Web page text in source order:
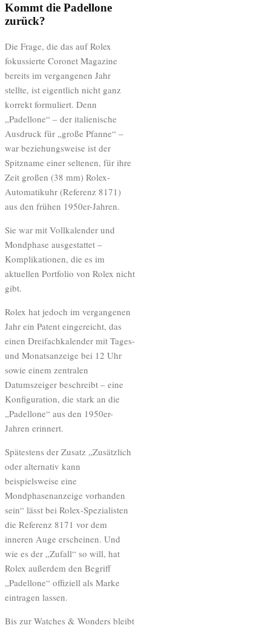
Kommt die Padellone
zurück?
Die Frage, die das auf Rolex
fokussierte Coronet Magazine
bereits im vergangenen Jahr
stellte, ist eigentlich nicht ganz
korrekt formuliert. Denn
„Padellone“ – der italienische
Ausdruck für „große Pfanne“ –
war beziehungsweise ist der
Spitzname einer seltenen, für ihre
Zeit großen (38 mm) Rolex-
Automatikuhr (Referenz 8171)
aus den frühen 1950er-Jahren.
Sie war mit Vollkalender und
Mondphase ausgestattet –
Komplikationen, die es im
aktuellen Portfolio von Rolex nicht
gibt.
Rolex hat jedoch im vergangenen
Jahr ein Patent eingereicht, das
einen Dreifachkalender mit Tages-
und Monatsanzeige bei 12 Uhr
sowie einem zentralen
Datumszeiger beschreibt – eine
Konfiguration, die stark an die
„Padellone“ aus den 1950er-
Jahren erinnert.
Spätestens der Zusatz „Zusätzlich
oder alternativ kann
beispielsweise eine
Mondphasenanzeige vorhanden
sein“ lässt bei Rolex-Spezialisten
die Referenz 8171 vor dem
inneren Auge erscheinen. Und
wie es der „Zufall“ so will, hat
Rolex außerdem den Begriff
„Padellone“ offiziell als Marke
eintragen lassen.
Bis zur Watches & Wonders bleibt